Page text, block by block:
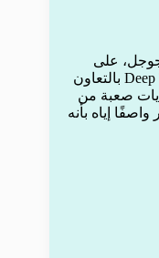
على
التحديث بالقول: “لقد قمنا بتطوير Deep Think بالتعاون
صعبة من
إياه بأنه